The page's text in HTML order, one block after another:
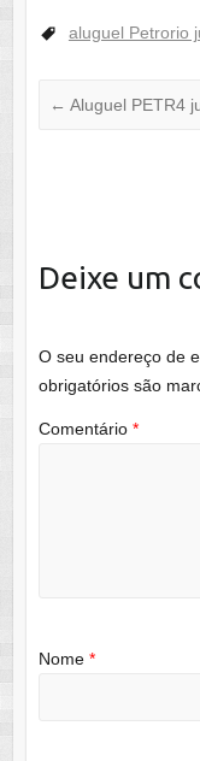
aluguel Petrorio
← Aluguel PETR4
Deixe um
O seu endereço de
obrigatórios são
Comentário *
Nome *